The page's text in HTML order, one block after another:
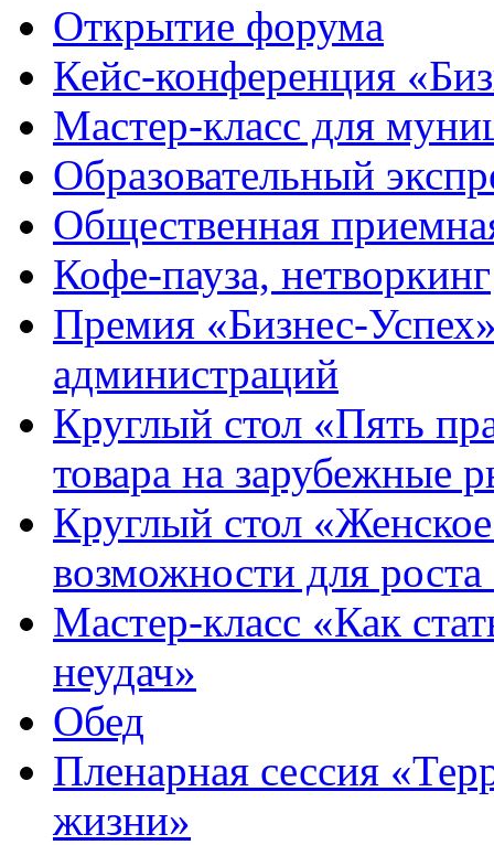
Открытие форума
Кейс-конференция
Мастер-класс для
Образовательный
Общественная
Кофе-пауза, нетворкинг
Премия «Бизнес-
администраций
Круглый стол «Пять
товара на зарубежные
Круглый стол
возможности для
Мастер-класс «Как
неудач»
Обед
Пленарная сессия
жизни»